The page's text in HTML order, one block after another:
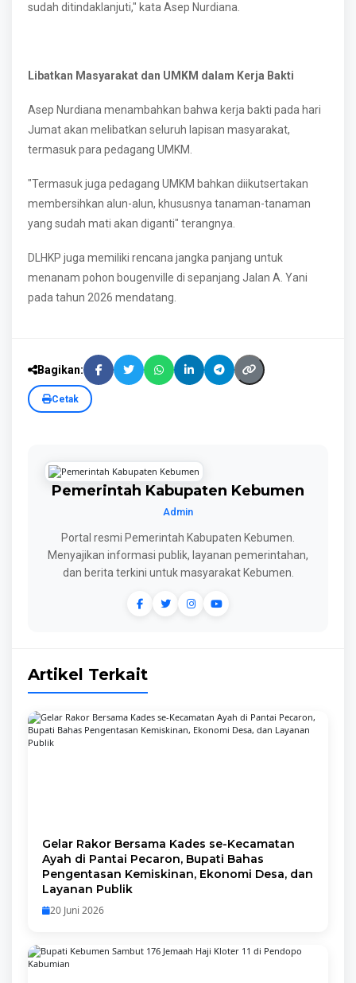
sudah ditindaklanjuti," kata Asep Nurdiana.
Libatkan Masyarakat dan UMKM dalam Kerja Bakti
Asep Nurdiana menambahkan bahwa kerja bakti pada hari
Jumat akan melibatkan seluruh lapisan masyarakat,
termasuk para pedagang UMKM.
"Termasuk juga pedagang UMKM bahkan diikutsertakan
membersihkan alun-alun, khususnya tanaman-tanaman
yang sudah mati akan diganti" terangnya.
DLHKP juga memiliki rencana jangka panjang untuk
menanam pohon bougenville di sepanjang Jalan A. Yani
pada tahun 2026 mendatang.
Bagikan:
Cetak
Pemerintah Kabupaten Kebumen
Admin
Portal resmi Pemerintah Kabupaten Kebumen.
Menyajikan informasi publik, layanan pemerintahan,
dan berita terkini untuk masyarakat Kebumen.
Artikel Terkait
Gelar Rakor Bersama Kades se-Kecamatan
Ayah di Pantai Pecaron, Bupati Bahas
Pengentasan Kemiskinan, Ekonomi Desa, dan
Layanan Publik
20 Juni 2026